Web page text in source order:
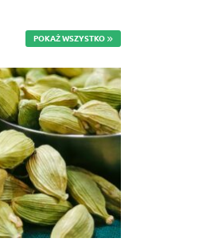
POKAŻ WSZYSTKO